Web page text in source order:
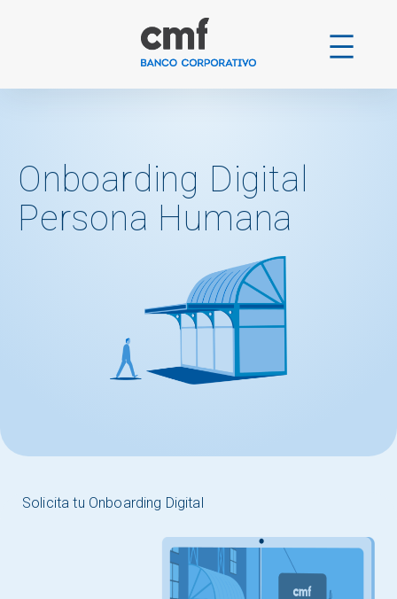
Onboarding Digital
Persona Humana
Solicita tu Onboarding Digital